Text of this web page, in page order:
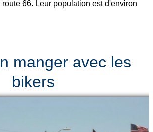
66. Leur population est d'environ
manger avec les
bikers